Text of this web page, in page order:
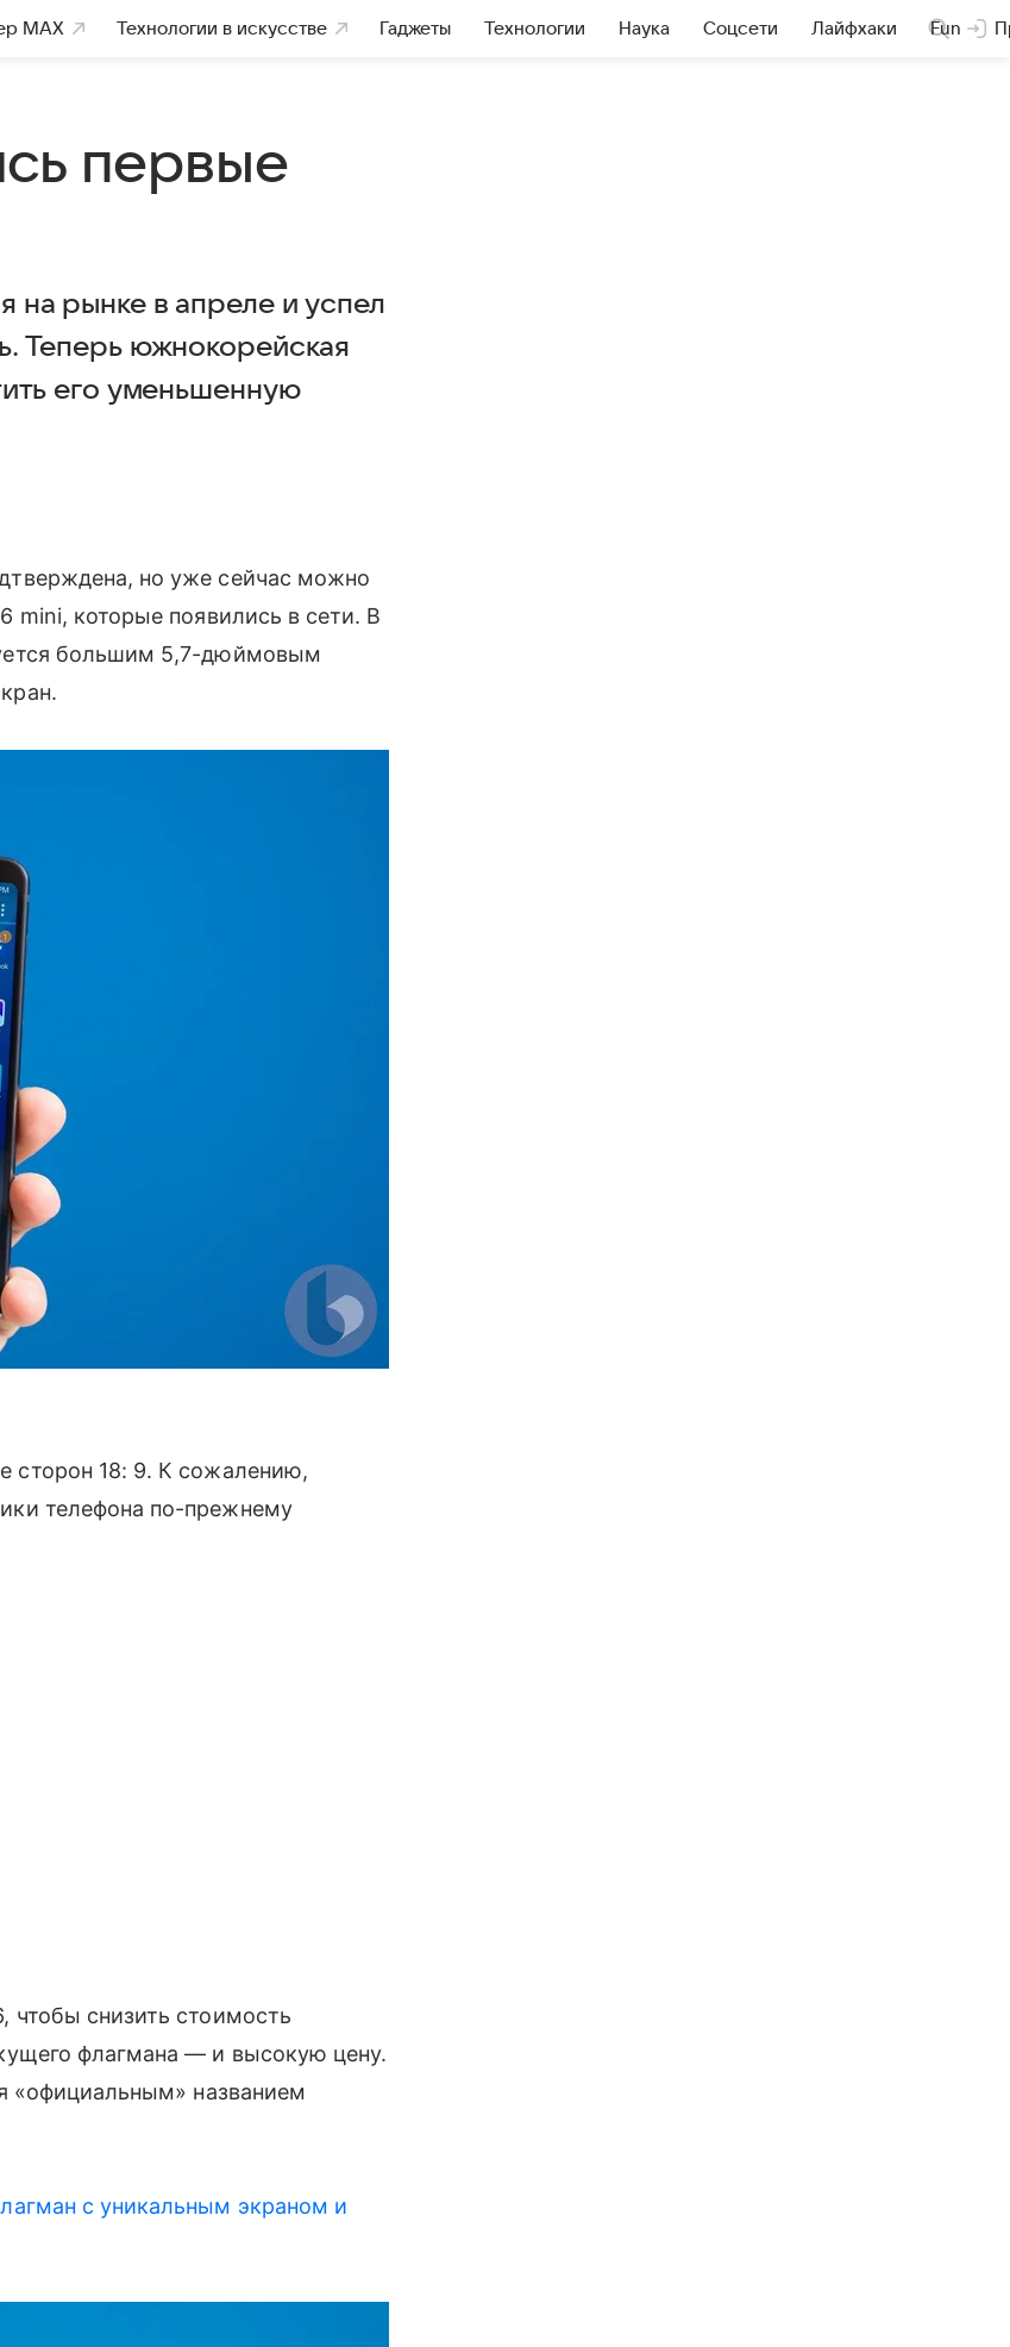
MAX Технологии в искусстве Гаджеты Технологии Наука Соцсети Лайфхаки Fun
первые
на рынке в апреле и успел
Теперь южнокорейская
его уменьшенную
но уже сейчас можно
mini, которые появились в сети. В
большим 5,7-дюймовым
сторон 18: 9. К сожалению,
телефона по-прежнему
чтобы снизить стоимость
флагмана — и высокую цену.
«официальным» названием
с уникальным экраном и